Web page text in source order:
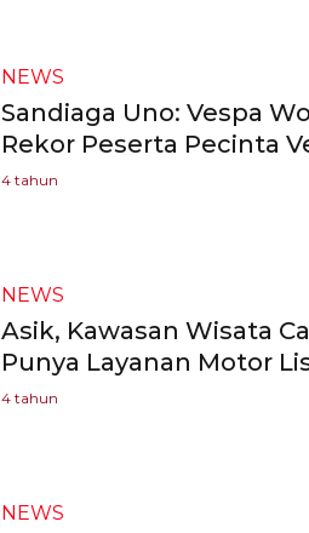
NEWS
Sandiaga Uno: Vespa
Rekor Peserta Pecinta
4 tahun
NEWS
Asik, Kawasan Wisata
Punya Layanan Motor
4 tahun
NEWS